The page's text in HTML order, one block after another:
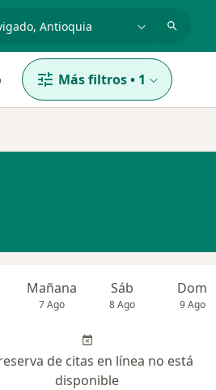
Más filtros• 1
Mañana
7 Ago
Sáb
8 Ago
Dom
9 Ago
de citas en línea no está
disponible